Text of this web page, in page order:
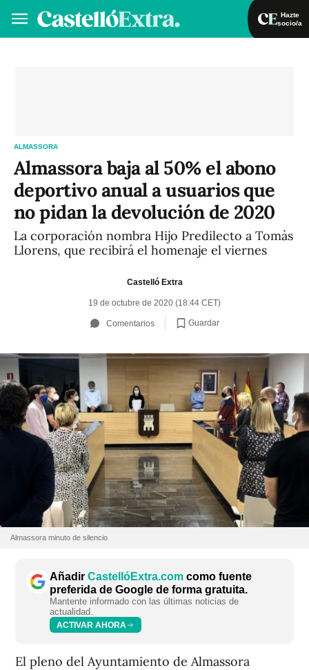
Hazte
socio/a
ALMASSORA
Almassora baja al 50% el abono
deportivo anual a usuarios que
no pidan la devolución de 2020
La corporación nombra Hijo Predilecto a Tomàs
Llorens, que recibirá el homenaje el viernes
Castelló Extra
19 de octubre de 2020 (18:44 CET)
Comentarios Guardar
Almassora minuto de silencio
Añadir CastellóExtra.com como fuente
preferida de Google de forma gratuita.
Mantente informado con las últimas noticias de
actualidad.
ACTIVAR AHORA
El pleno del Ayuntamiento de Almassora